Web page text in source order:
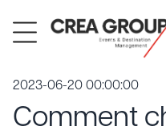
2023-06-20 00:00:00
Comment